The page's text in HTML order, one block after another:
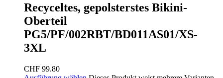
Recyceltes, gepolsterstes Bikini-
Oberteil
PG5/PF/002RBT/BD011AS01/XS-
3XL
CHF 99.80